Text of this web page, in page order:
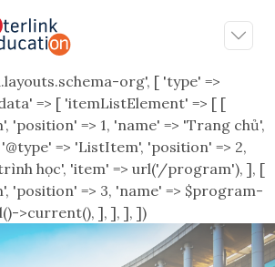
org', [ 'type' =>
=> [ 'itemListElement' => [ [
'position' => 1, 'name' => 'Trang chủ',
=> 'ListItem', 'position' => 2,
học', 'item' => url('/program'), ], [
'position' => 3, 'name' => $program-
>current(), ], ], ], ])